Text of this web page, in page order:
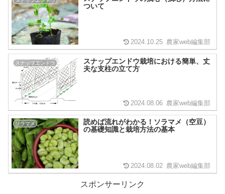
ついて
2024.10.25 農家web編集部
スナップエンドウ
スナップエンドウ栽培における簡単、丈
夫な支柱の立て方
2024.08.06 農家web編集部
ソラマメ
読めば流れがわかる！ソラマメ（空豆）
の基礎知識と栽培方法の基本
2024.08.02 農家web編集部
スポンサーリンク